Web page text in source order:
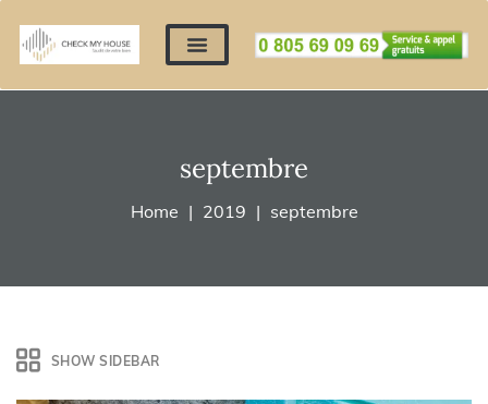
septembre
Home 2019 septembre
SHOW SIDEBAR